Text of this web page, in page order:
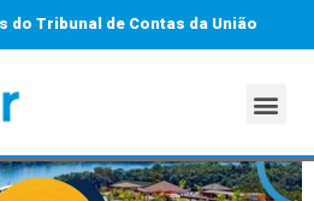
do Tribunal de Contas da União